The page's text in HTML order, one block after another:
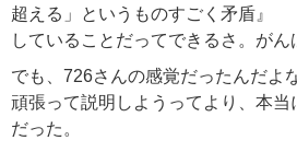
超える」というものすごく矛盾』
していることだってできるさ。がん
でも、726さんの感覚だったんだよ
頑張って説明しようってより、本
だった。